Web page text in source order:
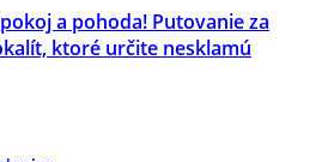
a pohoda! Putovanie za
ktoré určite nesklamú